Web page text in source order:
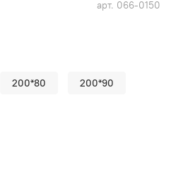
арт. 066-0150
200*80 200*90